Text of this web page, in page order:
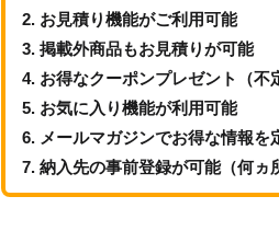
お見積り機能がご利用可能
掲載外商品もお見積りが可能
お得なクーポンプレゼント（不
お気に入り機能が利用可能
メールマガジンでお得な情報を
納入先の事前登録が可能（何ヵ